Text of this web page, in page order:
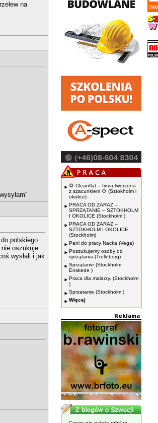
na
polskiego
oszukuje.
wysłali i jak
🌻 Cleanflat – firma tworzona
z szacunkiem 🌻 (Sztokholm i
okolice)
PRACA OD ZARAZ –
SPRZĄTANIE – SZTOKHOLM
I OKOLICE (Stockholm )
PRACA OD ZARAZ –
SZTOKHOLM I OKOLICE
(Stockholm)
Pani do pracy Nacka (Vega)
Poszukujemy osoby do
sprzątania (Trelleborg)
Sprzątanie (Stockholm
Enskede )
Praca dla malarzy. (Stockholm
)
Sprzatanie (Stockholm )
Więcej